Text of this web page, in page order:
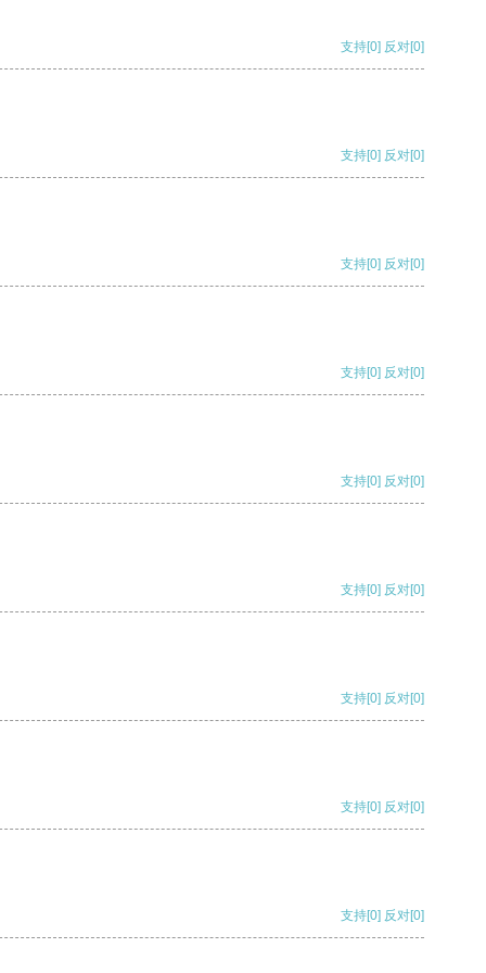
支持[0] 反对[0]
支持[0] 反对[0]
支持[0] 反对[0]
支持[0] 反对[0]
支持[0] 反对[0]
支持[0] 反对[0]
支持[0] 反对[0]
支持[0] 反对[0]
支持[0] 反对[0]